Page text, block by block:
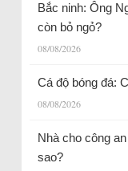
Bắc ninh: Ông
còn bỏ ngỏ?
08/08/2026
Cá độ bóng đá:
08/08/2026
Nhà cho công
sao?